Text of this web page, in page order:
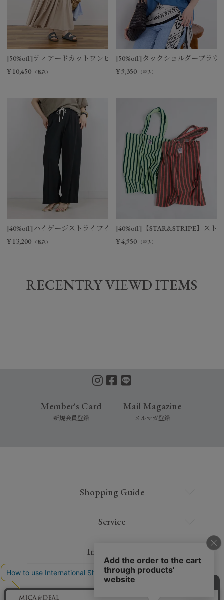
[50%off]ティアードカットワンピース
¥ 10,450 （税込）
[50%off]タックショルダーブラウ
¥ 9,350 （税込）
[40%off]ハイゲージストライプイージーパンツ
¥ 13,200 （税込）
[40%off]【STAR&STRIPE】スト
¥4,950 （税込）
RECENTRY VIEWD ITEMS
Member's Card
新規会員登録
Mail Magazine
メルマガ登録
Shopping Guide
Service
Information
Contact